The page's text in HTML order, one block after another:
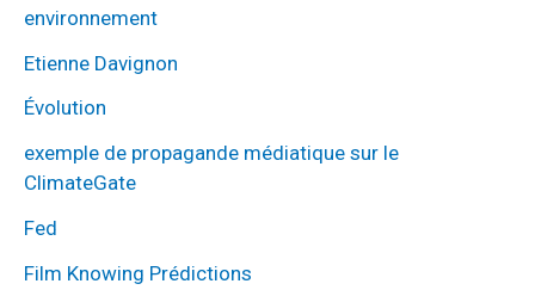
environnement
Etienne Davignon
Évolution
exemple de propagande médiatique sur le
ClimateGate
Fed
Film Knowing Prédictions